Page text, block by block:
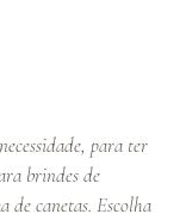
para ter
brindes de
de canetas. Escolha